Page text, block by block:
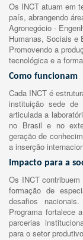
Os INCT atuam em
país, abrangendo
Agronegócio -
Humanas, Sociais e
Promovendo a
tecnológica e a
Como funcionam
Cada INCT é
instituição sede de
articulada a
no Brasil e no
geração de
a inserção
Impacto para a
Os INCT
formação de
desafios
Programa fortalece
parcerias
para o setor